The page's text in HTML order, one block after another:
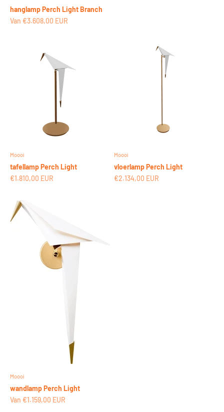
hanglamp Perch Light Branch
Aanbiedingsprijs
Van €3.608,00 EUR
Moooi
tafellamp Perch Light
Aanbiedingsprijs
€1.810,00 EUR
Moooi
vloerlamp Perch Light
Aanbiedingsprijs
€2.134,00 EUR
Moooi
wandlamp Perch Light
Aanbiedingsprijs
Van €1.159,00 EUR